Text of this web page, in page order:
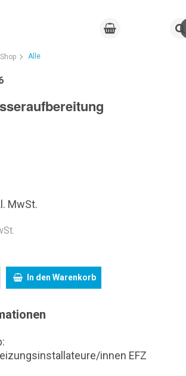
Shop Alle
MwSt.
In den Warenkorb
innen EFZ